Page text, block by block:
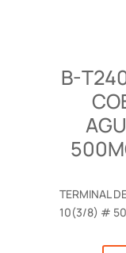
B-
TERMINAL
10(3/8) #